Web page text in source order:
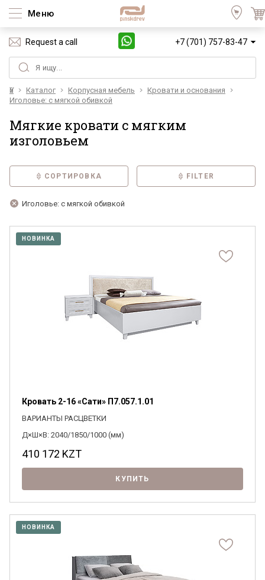
Меню
Request a call +7 (701) 757-83-47
Үй Каталог Корпусная мебель
Кровати и основания
Иголовье: с мягкой обивкой
Мягкие кровати с мягким
изголовьем
СОРТИРОВКА FILTER
Иголовье: с мягкой обивкой
НОВИНКА
Кровать 2-16 «Сати» П7.057.1.01
ВАРИАНТЫ РАСЦВЕТКИ
Д×Ш×В: 2040/1850/1000 (мм)
410 172 KZT
КУПИТЬ
НОВИНКА